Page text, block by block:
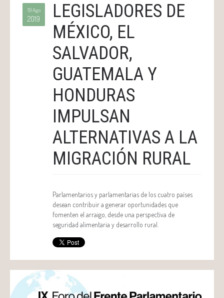
19 Ago
2019
LEGISLADORES DE
MÉXICO, EL
SALVADOR,
GUATEMALA Y
HONDURAS
IMPULSAN
ALTERNATIVAS A LA
MIGRACIÓN RURAL
Parlamentarios y parlamentarias de los cuatro países
desean contribuir a generar oportunidades que
fomenten el arraigo, desde una perspectiva de
seguridad alimentaria y desarrollo rural.